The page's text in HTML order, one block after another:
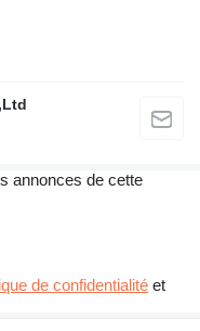
annonces de cette
de confidentialité et